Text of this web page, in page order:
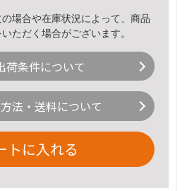
場合や在庫状況によって、商品
ただく場合がございます。
荷条件について
法・送料について
トに入れる